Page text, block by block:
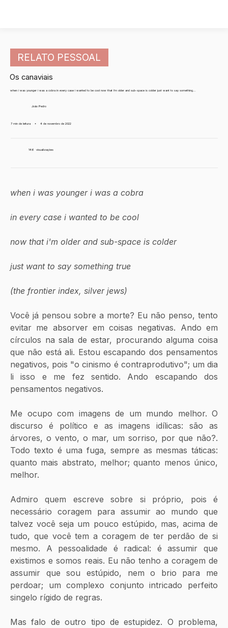
RELATO PESSOAL
Os canaviais
when i was younger i was a cobra in every case i wanted to be cool now that i'm older and sub-space is colder just want to say something...
João Pedro
7 min de leitura • 4 de novembro de 2022
146 visualizações
when i was younger i was a cobra
in every case i wanted to be cool
now that i'm older and sub-space is colder
just want to say something true
(the frontier index, silver jews)
Você já pensou sobre a morte? Eu não penso, tento
evitar me absorver em coisas negativas. Ando em
círculos na sala de estar, procurando alguma coisa
que não está ali. Estou escapando dos pensamentos
negativos, pois "o cinismo é contraprodutivo"; um dia
li isso e me fez sentido. Ando escapando dos
pensamentos negativos.
Me ocupo com imagens de um mundo melhor. O
discurso é político e as imagens idílicas: são as
árvores, o vento, o mar, um sorriso, por que não?.
Todo texto é uma fuga, sempre as mesmas táticas:
quanto mais abstrato, melhor; quanto menos único,
melhor.
Admiro quem escreve sobre si próprio, pois é
necessário coragem para assumir ao mundo que
talvez você seja um pouco estúpido, mas, acima de
tudo, que você tem a coragem de ter perdão de si
mesmo. A pessoalidade é radical: é assumir que
existimos e somos reais. Eu não tenho a coragem de
assumir que sou estúpido, nem o brio para me
perdoar; um complexo conjunto intricado perfeito
singelo rígido de regras.
Mas falo de outro tipo de estupidez. O problema,